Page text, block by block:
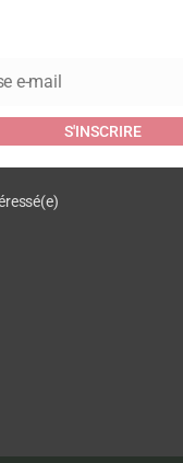
le premier à laisser
e-mail
S'INSCRIRE